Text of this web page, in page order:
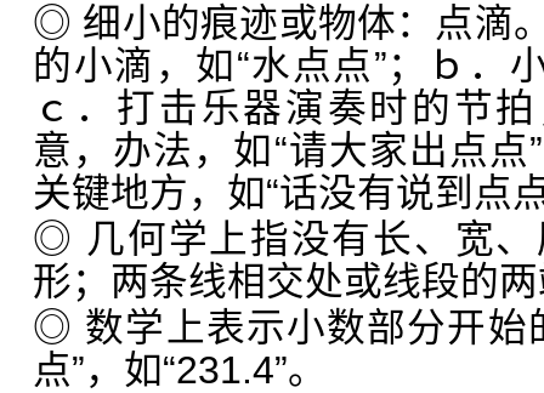
◎ 细小的痕迹或物体：点滴
的小滴，如“水点点”；ｂ．
ｃ．打击乐器演奏时的节
意，办法，如“请大家出点
关键地方，如“话没有说到点
◎ 几何学上指没有长、宽
形；两条线相交处或线段的
◎ 数学上表示小数部分开始
点”，如“231.4”。